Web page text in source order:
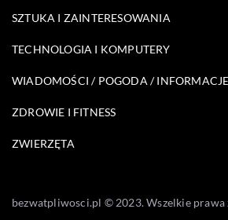
SZTUKA I ZAINTERESOWANIA
TECHNOLOGIA I KOMPUTERY
WIADOMOŚCI / POGODA / INFORMACJE
ZDROWIE I FITNESS
ZWIERZĘTA
bezwatpliwosci.pl © 2023. Wszelkie prawa